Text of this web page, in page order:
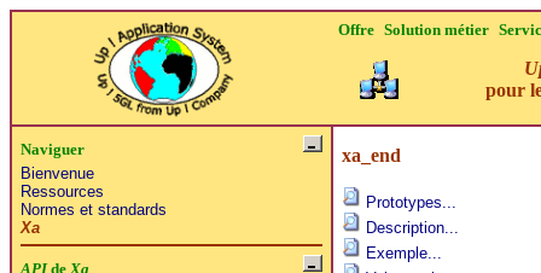
Offre Solution métier
pour
Naviguer
Bienvenue
Ressources
Normes et standards
Xa
APIde Xa
xa_end
Prototypes...
Description...
Exemple...